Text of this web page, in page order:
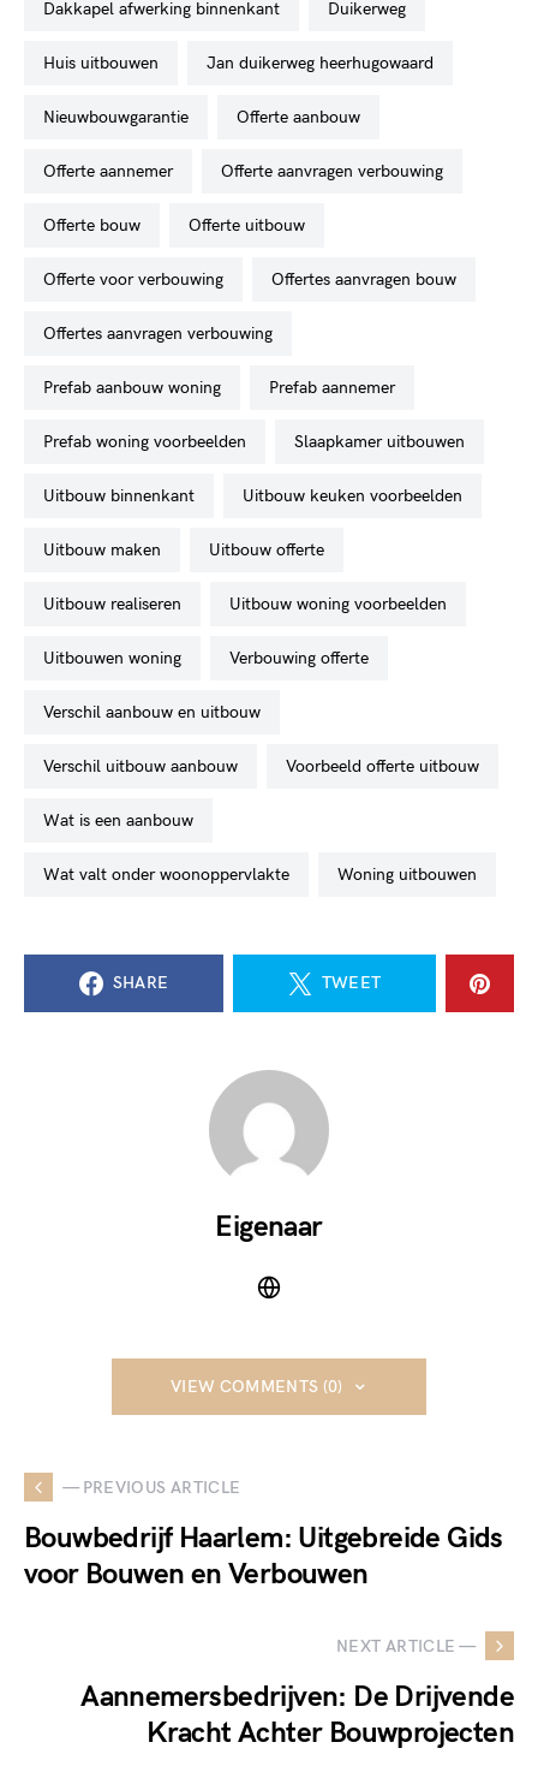
dakkapel afwerking binnenkant duikerweg
huis uitbouwen jan duikerweg heerhugowaard
nieuwbouwgarantie offerte aanbouw
offerte aannemer offerte aanvragen verbouwing
offerte bouw offerte uitbouw
offerte voor verbouwing offertes aanvragen bouw
offertes aanvragen verbouwing
prefab aanbouw woning prefab aannemer
prefab woning voorbeelden slaapkamer uitbouwen
uitbouw binnenkant uitbouw keuken voorbeelden
uitbouw maken uitbouw offerte
uitbouw realiseren uitbouw woning voorbeelden
uitbouwen woning verbouwing offerte
verschil aanbouw en uitbouw
verschil uitbouw aanbouw voorbeeld offerte uitbouw
wat is een aanbouw
wat valt onder woonoppervlakte woning uitbouwen
SHARE TWEET
Eigenaar
VIEW COMMENTS (0)
— PREVIOUS ARTICLE
Bouwbedrijf Haarlem: Uitgebreide Gids
voor Bouwen en Verbouwen
NEXT ARTICLE —
Aannemersbedrijven: De Drijvende
Kracht Achter Bouwprojecten